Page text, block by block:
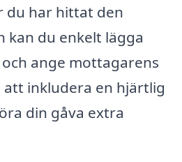
du har hittat den
kan du enkelt lägga
ange mottagarens
att inkludera en hjärtlig
din gåva extra